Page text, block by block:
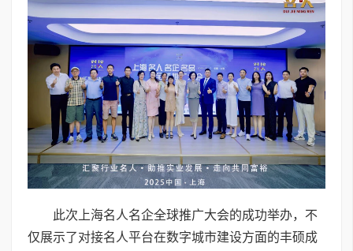
此次上海名人名企全球推广大会的成功举办，不
仅展示了对接名人平台在数字城市建设方面的丰硕成